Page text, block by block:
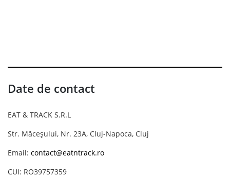
Date de contact
EAT & TRACK S.R.L
Str. Măceșului, Nr. 23A, Cluj-Napoca, Cluj
Email: contact@eatntrack.ro
CUI: RO39757359